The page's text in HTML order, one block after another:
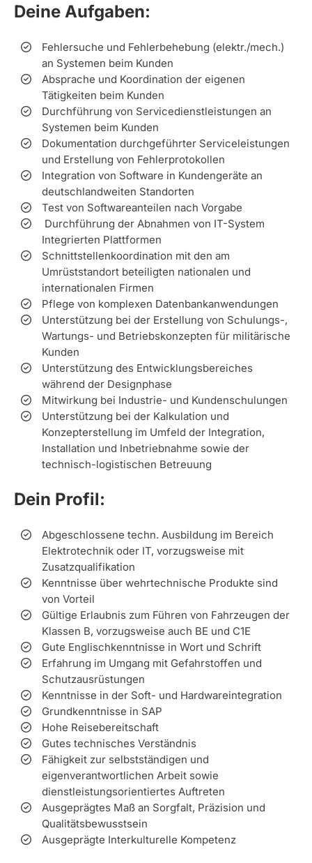
Deine Aufgaben:
Fehlersuche und Fehlerbehebung (elektr./mech.)
an Systemen beim Kunden
Absprache und Koordination der eigenen
Tätigkeiten beim Kunden
Durchführung von Servicedienstleistungen an
Systemen beim Kunden
Dokumentation durchgeführter Serviceleistungen
und Erstellung von Fehlerprotokollen
Integration von Software in Kundengeräte an
deutschlandweiten Standorten
Test von Softwareanteilen nach Vorgabe
Durchführung der Abnahmen von IT-System
Integrierten Plattformen
Schnittstellenkoordination mit den am
Umrüststandort beteiligten nationalen und
internationalen Firmen
Pflege von komplexen Datenbankanwendungen
Unterstützung bei der Erstellung von Schulungs-,
Wartungs- und Betriebskonzepten für militärische
Kunden
Unterstützung des Entwicklungsbereiches
während der Designphase
Mitwirkung bei Industrie- und Kundenschulungen
Unterstützung bei der Kalkulation und
Konzepterstellung im Umfeld der Integration,
Installation und Inbetriebnahme sowie der
technisch-logistischen Betreuung
Dein Profil:
Abgeschlossene techn. Ausbildung im Bereich
Elektrotechnik oder IT, vorzugsweise mit
Zusatzqualifikation
Kenntnisse über wehrtechnische Produkte sind
von Vorteil
Gültige Erlaubnis zum Führen von Fahrzeugen der
Klassen B, vorzugsweise auch BE und C1E
Gute Englischkenntnisse in Wort und Schrift
Erfahrung im Umgang mit Gefahrstoffen und
Schutzausrüstungen
Kenntnisse in der Soft- und Hardwareintegration
Grundkenntnisse in SAP
Hohe Reisebereitschaft
Gutes technisches Verständnis
Fähigkeit zur selbstständigen und
eigenverantwortlichen Arbeit sowie
dienstleistungsorientiertes Auftreten
Ausgeprägtes Maß an Sorgfalt, Präzision und
Qualitätsbewusstsein
Ausgeprägte Interkulturelle Kompetenz